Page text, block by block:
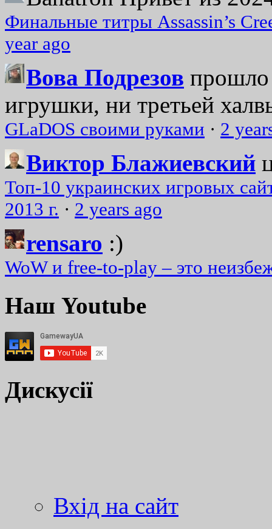
Финальные титры Assassin’s
year ago
Вова Подрезов прошло
игрушки, ни третьей
GLaDOS своими руками · 2
Виктор Блажиевский
Топ-10 украинских игровых
2013 г. · 2 years ago
rensaro :)
WoW и free-to-play – это
Наш Youtube
Дискусії
Вхід на сайт